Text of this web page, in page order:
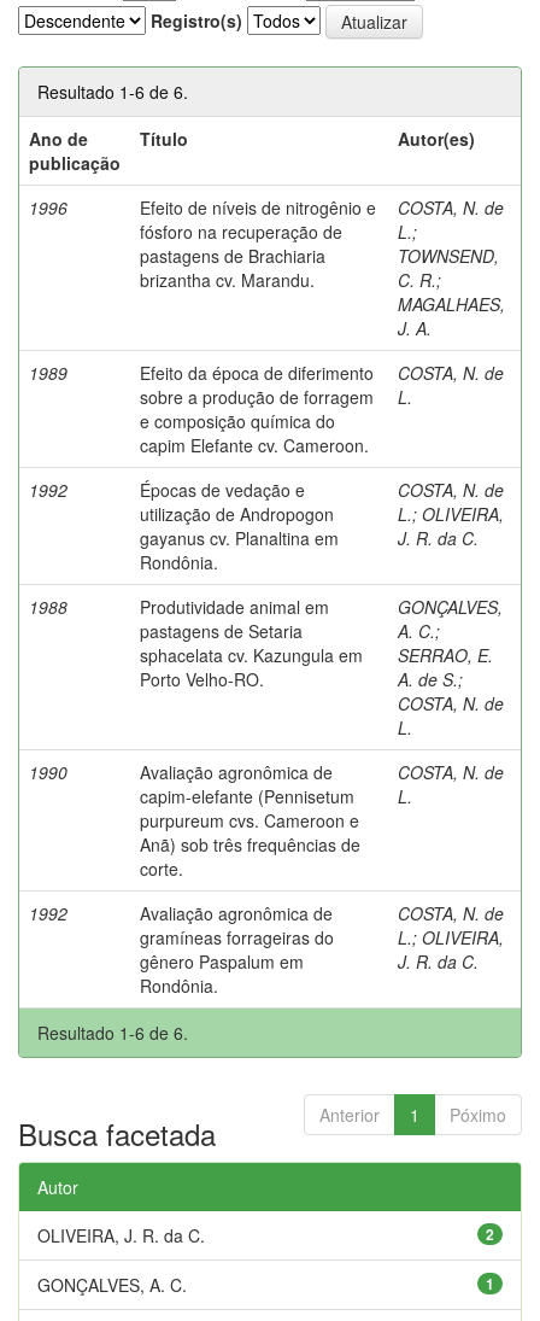
Registro(s)
Resultado 1-6 de 6.
Ano de
publicação
Título Autor(es)
1996
Efeito de níveis de nitrogênio e
fósforo na recuperação de
pastagens de Brachiaria
brizantha cv. Marandu.
COSTA, N. de
L.;
TOWNSEND,
C. R.;
MAGALHAES,
J. A.
1989
Efeito da época de diferimento
sobre a produção de forragem
e composição química do
capim Elefante cv. Cameroon.
COSTA, N. de
L.
1992
Épocas de vedação e
utilização de Andropogon
gayanus cv. Planaltina em
Rondônia.
COSTA, N. de
L.; OLIVEIRA,
J. R. da C.
1988
Produtividade animal em
pastagens de Setaria
sphacelata cv. Kazungula em
Porto Velho-RO.
GONÇALVES,
A. C.;
SERRAO, E.
A. de S.;
COSTA, N. de
L.
1990
Avaliação agronômica de
capim-elefante (Pennisetum
purpureum cvs. Cameroon e
Anã) sob três frequências de
corte.
COSTA, N. de
L.
1992
Avaliação agronômica de
gramíneas forrageiras do
gênero Paspalum em
Rondônia.
COSTA, N. de
L.; OLIVEIRA,
J. R. da C.
Resultado 1-6 de 6.
Anterior 1 Póximo
Busca facetada
Autor
2
OLIVEIRA, J. R. da C.
1
GONÇALVES, A. C.